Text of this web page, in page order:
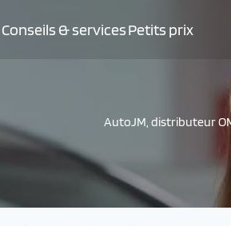
Conseils & servicesPetits prix
AutoJM, distributeur